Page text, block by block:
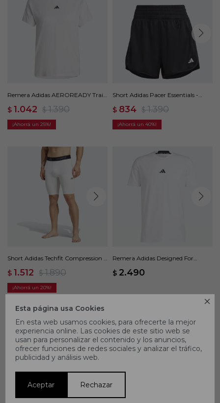

Esta página usa Cookies
En esta web usamos cookies, para ofrecerte la mejor
experiencia online. Las cookies de este sitio web se
usan para personalizar el contenido y los anuncios,
ofrecer funciones de redes sociales y analizar el tráfico,
publicidad y análisis web.
Aceptar Rechazar
Remera Adidas AEROREADY Train
$ 1.042 $ 1.390
25
Short Adidas Pacer Essentials -
$ 834 $ 1.390
40
Short Adidas Techfit Compression -
$ 1.512 $ 1.890
20
Remera Adidas Designed For
$ 2.490